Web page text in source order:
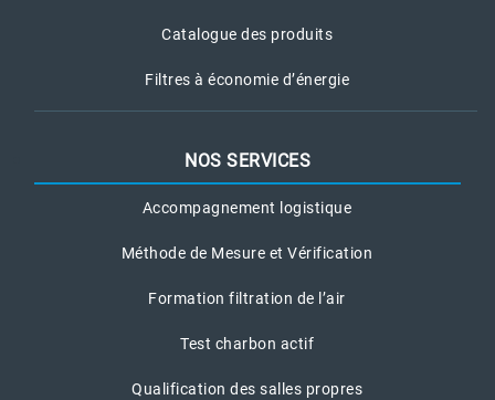
Catalogue des produits
Filtres à économie d’énergie
NOS SERVICES
Accompagnement logistique
Méthode de Mesure et Vérification
Formation filtration de l’air
Test charbon actif
Qualification des salles propres